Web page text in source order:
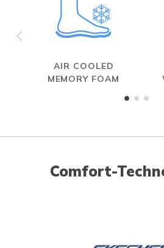
AIR COOLED
MEMORY FOAM
Comfort-